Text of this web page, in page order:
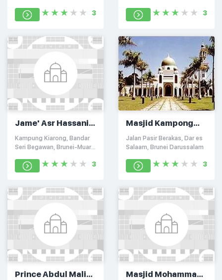
3 3
Jame' Asr Hassanil
Bolkiah
Kampung Kiarong, Bandar
Seri Begawan, Brunei-Muara
3
Masjid Kampong
Lambak
Jalan Pasir Berakas, Dar es
Salaam, Brunei Darussalam
3
Prince Abdul Malik
Masjid Mohammad